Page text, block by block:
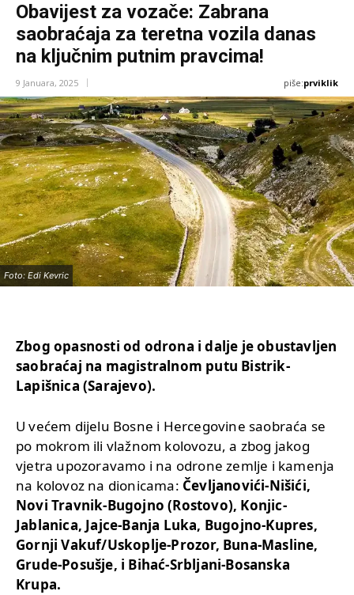
Obavijest za vozače: Zabrana
saobraćaja za teretna vozila danas
na ključnim putnim pravcima!
9 Januara, 2025 piše:prviklik
Foto: Edi Kevric
Zbog opasnosti od odrona i dalje je obustavljen
saobraćaj na magistralnom putu Bistrik-
Lapišnica (Sarajevo).
U većem dijelu Bosne i Hercegovine saobraća se
po mokrom ili vlažnom kolovozu, a zbog jakog
vjetra upozoravamo i na odrone zemlje i kamenja
na kolovoz na dionicama: Čevljanovići-Nišići,
Novi Travnik-Bugojno (Rostovo), Konjic-
Jablanica, Jajce-Banja Luka, Bugojno-Kupres,
Gornji Vakuf/Uskoplje-Prozor, Buna-Masline,
Grude-Posušje, i Bihać-Srbljani-Bosanska
Krupa.